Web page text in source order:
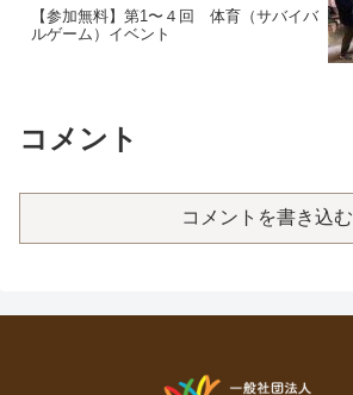
【参加無料】第1〜４回 体育（サバイバ
ルゲーム）イベント
コメント
コメントを書き込む